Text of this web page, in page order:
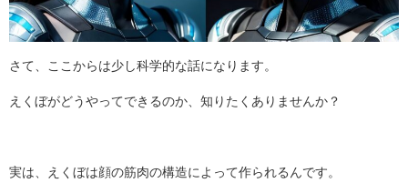
さて、ここからは少し科学的な話になります。
えくぼがどうやってできるのか、知りたくありませんか？
実は、えくぼは顔の筋肉の構造によって作られるんです。